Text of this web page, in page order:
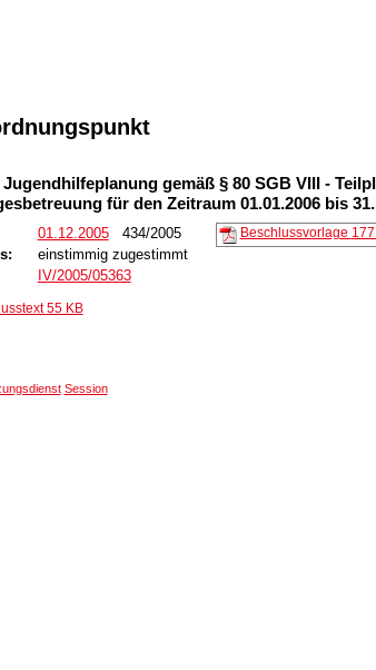
Jugendhilfeplanung gemäß § 80 SGB VIII -
für den Zeitraum 01.01.2006 bis
01.12.2005434/2005
einstimmig zugestimmt
IV/2005/05363
Beschlussvorlage
55 KB
Session